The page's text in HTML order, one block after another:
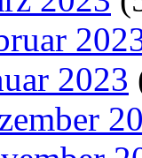
2023